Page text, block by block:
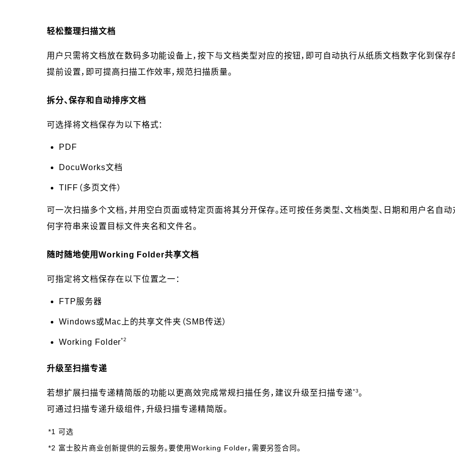
轻松整理扫描文档
用户只需将文档放在数码多功能设备上，按下与文档类型对应的按钮，即可自动执行从纸质文档数字化到保存
提前设置，即可提高扫描工作效率，规范扫描质量。
拆分、保存和自动排序文档
可选择将文档保存为以下格式：
PDF
DocuWorks文档
TIFF（多页文件）
可一次扫描多个文档，并用空白页面或特定页面将其分开保存。还可按任务类型、文档类型、日期和用户名自
何字符串来设置目标文件夹名和文件名。
随时随地使用Working Folder共享文档
可指定将文档保存在以下位置之一：
FTP服务器
Windows或Mac上的共享文件夹（SMB传送）
Working Folder*2
升级至扫描专递
若想扩展扫描专递精简版的功能以更高效完成常规扫描任务，建议升级至扫描专递*3。
可通过扫描专递升级组件，升级扫描专递精简版。
*1 可选
*2 富士胶片商业创新提供的云服务。要使用Working Folder，需要另签合同。